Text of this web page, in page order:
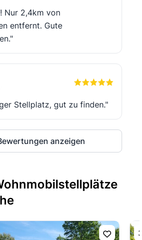
Nur 2,4km von
entfernt. Gute
Stellplatz, gut zu finden."
anzeigen